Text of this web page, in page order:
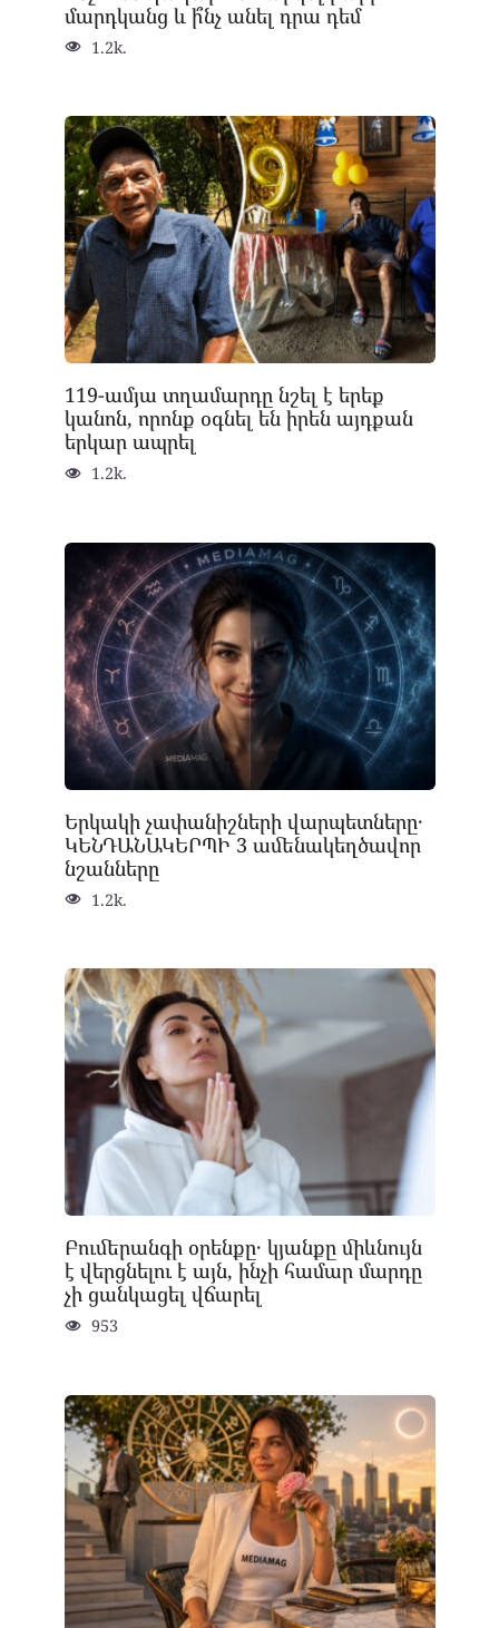
մարդկանց և ի՞նչ անել դրա դեմ
1.2k.
119-ամյա տղամարդը նշել է երեք
կանոն, որոնք օգնել են իրեն այդքան
երկար ապրել
1.2k.
Երկակի չափանիշների վարպետները․
ԿԵՆԴԱՆԱԿԵՐՊԻ 3 ամենակեղծավոր
նշանները
1.2k.
Բումերանգի օրենքը․ կյանքը միևնույն
է վերցնելու է այն, ինչի համար մարդը
չի ցանկացել վճարել
953